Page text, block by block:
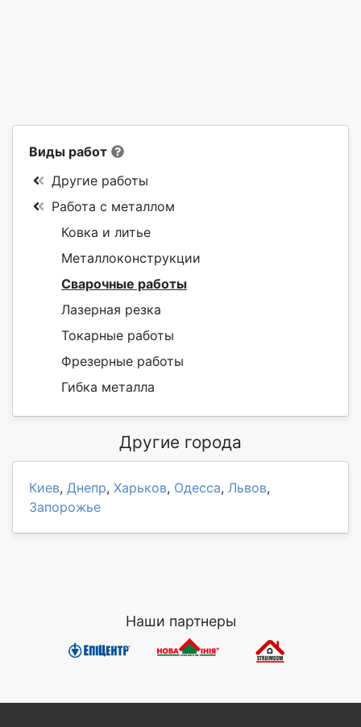
Виды работ
Другие работы
Работа с металлом
Ковка и литье
Металлоконструкции
Сварочные работы
Лазерная резка
Токарные работы
Фрезерные работы
Гибка металла
Другие города
Киев, Днепр, Харьков, Одесса, Львов,
Запорожье
Наши партнеры